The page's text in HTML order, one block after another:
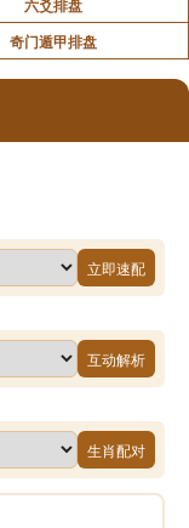
六爻排盘
奇门遁甲排盘
立即速配
互动解析
生肖配对